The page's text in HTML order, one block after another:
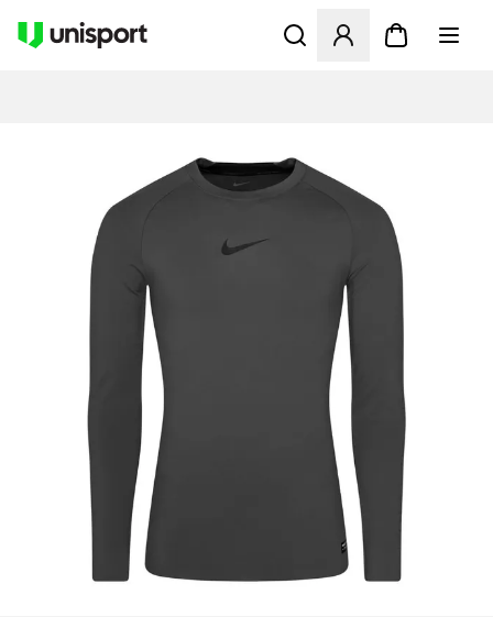
Åbner en Modal til at